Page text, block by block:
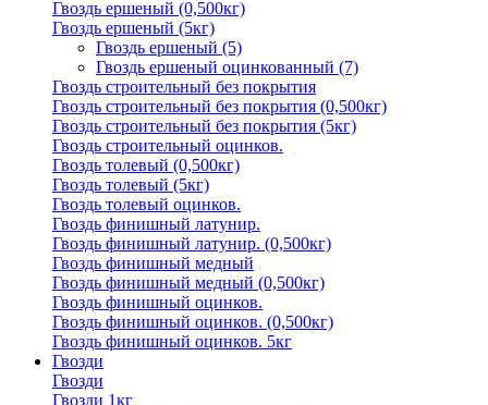
Гвоздь ершеный (0,500кг)
Гвоздь ершеный (5кг)
Гвоздь ершеный (5)
Гвоздь ершеный оцинкованный (7)
Гвоздь строительный без покрытия
Гвоздь строительный без покрытия (0,500кг)
Гвоздь строительный без покрытия (5кг)
Гвоздь строительный оцинков.
Гвоздь толевый (0,500кг)
Гвоздь толевый (5кг)
Гвоздь толевый оцинков.
Гвоздь финишный латунир.
Гвоздь финишный латунир. (0,500кг)
Гвоздь финишный медный
Гвоздь финишный медный (0,500кг)
Гвоздь финишный оцинков.
Гвоздь финишный оцинков. (0,500кг)
Гвоздь финишный оцинков. 5кг
Гвозди
Гвозди
Гвозди 1кг